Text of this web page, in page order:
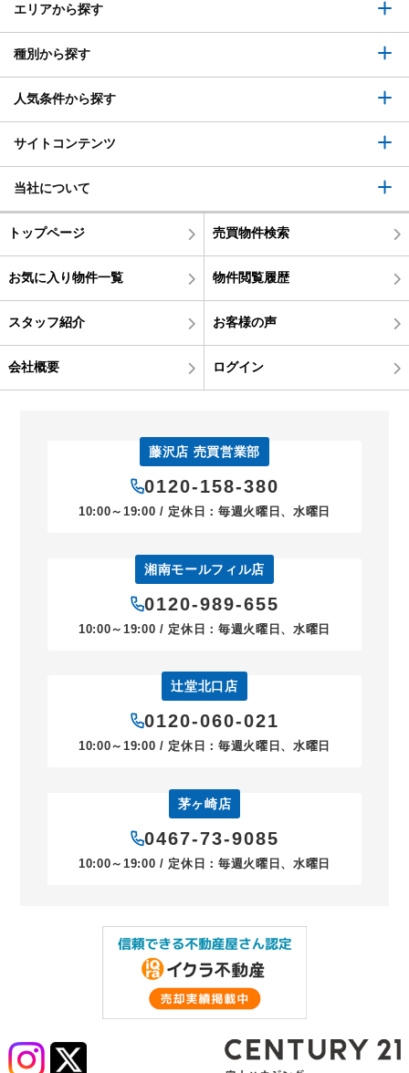
エリアから探す
種別から探す
人気条件から探す
サイトコンテンツ
当社について
トップページ 売買物件検索
お気に入り物件一覧 物件閲覧履歴
スタッフ紹介 お客様の声
会社概要 ログイン
藤沢店 売買営業部
0120-158-380
10:00～19:00 / 定休日：毎週火曜日、水曜日
湘南モールフィル店
0120-989-655
10:00～19:00 / 定休日：毎週火曜日、水曜日
辻堂北口店
0120-060-021
10:00～19:00 / 定休日：毎週火曜日、水曜日
茅ヶ崎店
0467-73-9085
10:00～19:00 / 定休日：毎週火曜日、水曜日